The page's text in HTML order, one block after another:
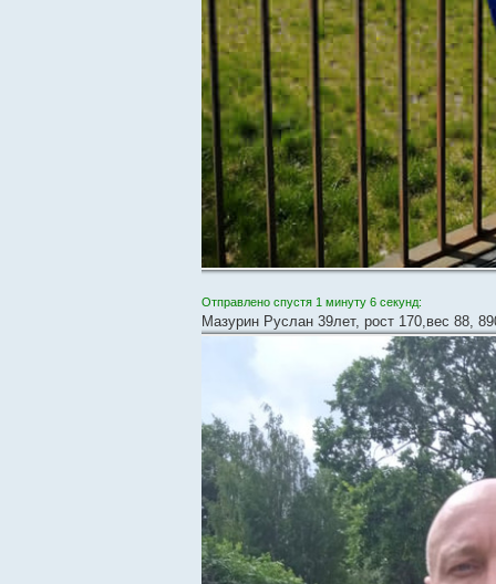
Отправлено спустя 1 минуту 6 секунд:
Мазурин Руслан 39лет, рост 170,вес 88,